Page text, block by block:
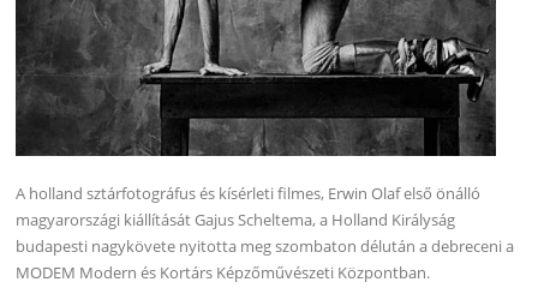
A holland sztárfotográfus és kísérleti filmes, Erwin Olaf első önálló
magyarországi kiállítását Gajus Scheltema, a Holland Királyság
budapesti nagykövete nyitotta meg szombaton délután a debreceni a
MODEM Modern és Kortárs Képzőművészeti Központban.